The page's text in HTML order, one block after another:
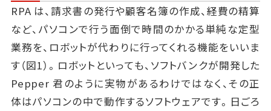
RPA は、請求書の発行や顧客名簿の作成、経費の精算
など、パソコンで行う面倒で時間のかかる単純な定型
業務を、ロボットが代わりに行ってくれる機能をいいま
す（図1）。ロボットといっても、ソフトバンクが開発した
Pepper 君のように実物があるわけではなく、その正
体はパソコンの中で動作するソフトウェアです。日ごろ